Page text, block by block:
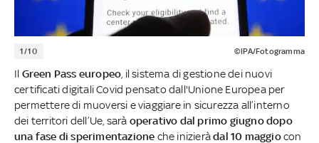
1/10 ©IPA/Fotogramma
Il Green Pass europeo , il sistema di gestione dei nuovi
certificati digitali Covid pensato dall'Unione Europea per
permettere di muoversi e viaggiare in sicurezza all’interno
dei territori dell’Ue, sarà operativo dal primo giugno dopo
una fase di sperimentazione che inizieràdal 10 maggiocon